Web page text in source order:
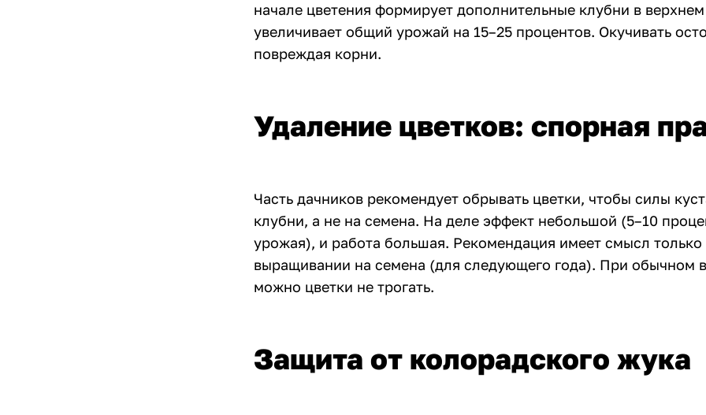
начале цветения формирует дополнительные клубни в
увеличивает общий урожай на 15–25 процентов. Окучивать
повреждая корни.
Удаление цветков: спорная
Часть дачников рекомендует обрывать цветки, чтобы силы
клубни, а не на семена. На деле эффект небольшой (5–10
урожая), и работа большая. Рекомендация имеет смысл только
выращивании на семена (для следующего года). При обычном
можно цветки не трогать.
Защита от колорадского жука